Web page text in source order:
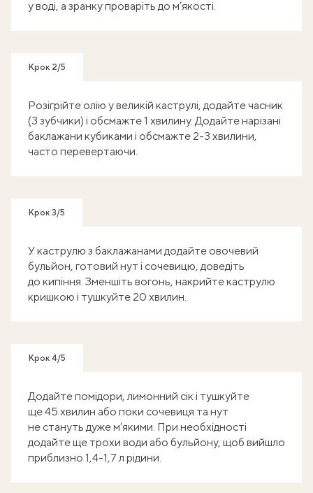
у воді, а зранку проваріть до м’якості.
Крок 2/5
Розігрійте олію у великій каструлі, додайте часник
(3 зубчики) і обсмажте 1 хвилину. Додайте нарізані
баклажани кубиками і обсмажте 2-3 хвилини,
часто перевертаючи.
Крок 3/5
У каструлю з баклажанами додайте овочевий
бульйон, готовий нут і сочевицю, доведіть
до кипіння. Зменшіть вогонь, накрийте каструлю
кришкою і тушкуйте 20 хвилин.
Крок 4/5
Додайте помідори, лимонний сік і тушкуйте
ще 45 хвилин або поки сочевиця та нут
не стануть дуже м’якими. При необхідності
додайте ще трохи води або бульйону, щоб вийшло
приблизно 1,4-1,7 л рідини.